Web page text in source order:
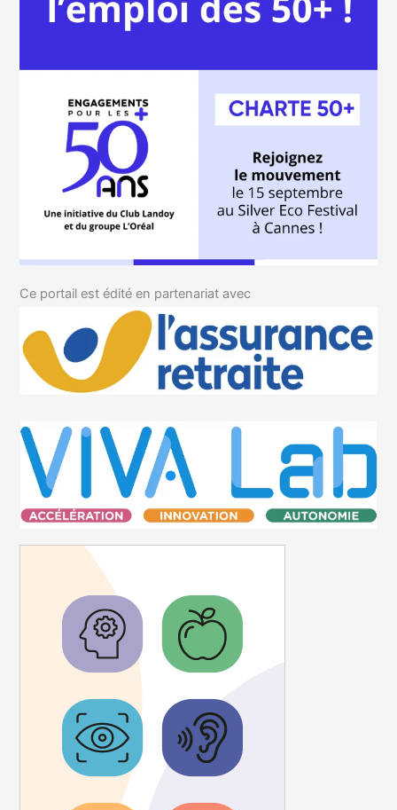
Ce portail est édité en partenariat avec